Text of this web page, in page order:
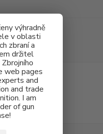
výhradně
v oblasti
zbraní a
držitel
web pages
and
and trade
I am
of gun